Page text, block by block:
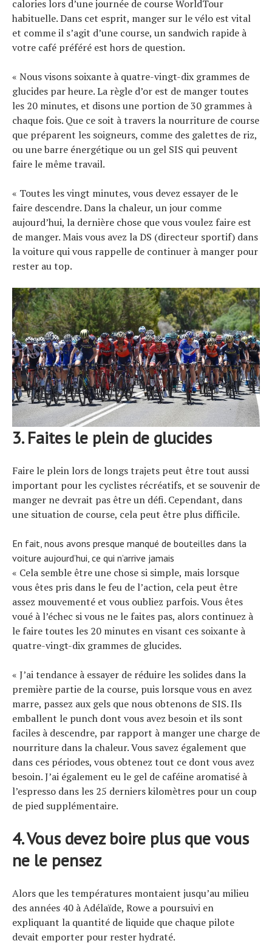
calories lors d’une journée de course WorldTour
habituelle. Dans cet esprit, manger sur le vélo est vital
et comme il s’agit d’une course, un sandwich rapide à
votre café préféré est hors de question.
« Nous visons soixante à quatre-vingt-dix grammes de
glucides par heure. La règle d’or est de manger toutes
les 20 minutes, et disons une portion de 30 grammes à
chaque fois. Que ce soit à travers la nourriture de course
que préparent les soigneurs, comme des galettes de riz,
ou une barre énergétique ou un gel SIS qui peuvent
faire le même travail.
« Toutes les vingt minutes, vous devez essayer de le
faire descendre. Dans la chaleur, un jour comme
aujourd’hui, la dernière chose que vous voulez faire est
de manger. Mais vous avez la DS (directeur sportif) dans
la voiture qui vous rappelle de continuer à manger pour
rester au top.
3. Faites le plein de glucides
Faire le plein lors de longs trajets peut être tout aussi
important pour les cyclistes récréatifs, et se souvenir de
manger ne devrait pas être un défi. Cependant, dans
une situation de course, cela peut être plus difficile.
En fait, nous avons presque manqué de bouteilles dans la
voiture aujourd’hui, ce qui n’arrive jamais
« Cela semble être une chose si simple, mais lorsque
vous êtes pris dans le feu de l’action, cela peut être
assez mouvementé et vous oubliez parfois. Vous êtes
voué à l’échec si vous ne le faites pas, alors continuez à
le faire toutes les 20 minutes en visant ces soixante à
quatre-vingt-dix grammes de glucides.
« J’ai tendance à essayer de réduire les solides dans la
première partie de la course, puis lorsque vous en avez
marre, passez aux gels que nous obtenons de SIS. Ils
emballent le punch dont vous avez besoin et ils sont
faciles à descendre, par rapport à manger une charge de
nourriture dans la chaleur. Vous savez également que
dans ces périodes, vous obtenez tout ce dont vous avez
besoin. J’ai également eu le gel de caféine aromatisé à
l’espresso dans les 25 derniers kilomètres pour un coup
de pied supplémentaire.
4. Vous devez boire plus que vous
ne le pensez
Alors que les températures montaient jusqu’au milieu
des années 40 à Adélaïde, Rowe a poursuivi en
expliquant la quantité de liquide que chaque pilote
devait emporter pour rester hydraté.